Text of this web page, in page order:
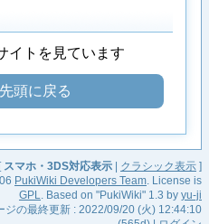
イトを見ています
頭に戻る
スマホ・3DS対応表示 | クラシック表示 ]
PukiWiki Developers Team . License is
GPL
. Based on "PukiWiki" 1.3 by yu-ji
ジの最終更新 : 2022/09/20 (火) 12:44:10